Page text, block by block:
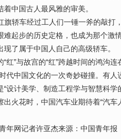
中国古人最风雅的审美。
轿车经过工人们一锤一斧的敲打
难起步的历史定格，也成为那个激
了属于中国人自己的高级轿车。
”与故宫的“红”跨越时间的鸿沟连
代中国文化的一次奇妙碰撞。有
“设计美学、制造工程学与智慧科
出火花时，中国汽车业期待着“汽
网记者许亚杰来源：中国青年报